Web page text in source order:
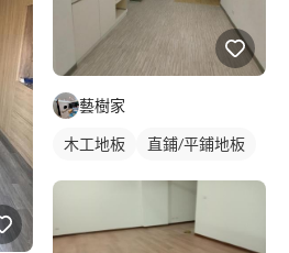
藝樹家
木工地板 直鋪/平鋪地板